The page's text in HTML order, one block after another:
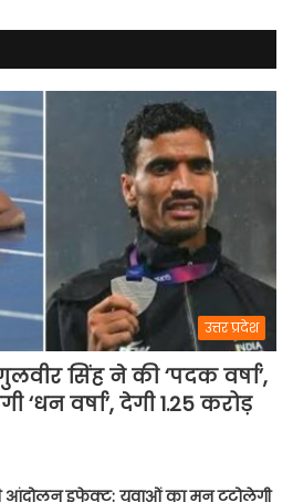
उत्तर प्रदेश
सिंह ने की ‘पदक वर्षा’,
वर्षा’, देगी 1.25 करोड़
आंदोलन इफेक्ट: युवाओं का मन टटोलेगी